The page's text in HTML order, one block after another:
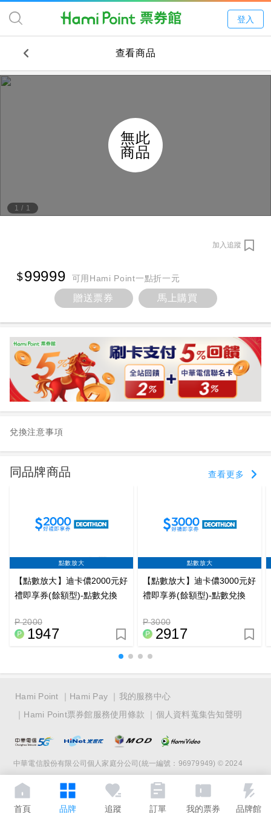
登入
首頁 品牌 追蹤 訂單 我的票券 品牌館
查看商品
1 / 1
無此
商品
加入追蹤
99999 可用Hami Point一點折一元
贈送票券 馬上購買
兌換注意事項
同品牌商品 查看更多
點數放大
【點數放大】迪卡儂2000元好
禮即享券(餘額型)-點數兌換
P 2000
1947
點數放大
【點數放大】迪卡儂3000元好
禮即享券(餘額型)-點數兌換
P 3000
2917
Hami Point Hami Pay
我的服務中心
Hami Point票券館服務使用條款
個人資料蒐集告知聲明
中華電信股份有限公司個人家庭分公司(統一編號：96979949) © 2024